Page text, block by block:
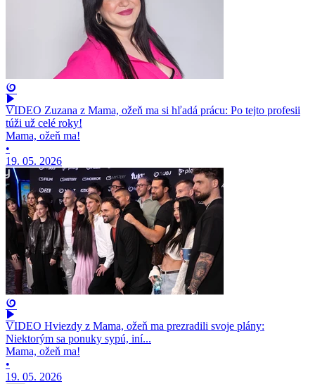
VIDEO Zuzana z Mama, ožeň ma si hľadá prácu: Po tejto profesii
túži už celé roky!
Mama, ožeň ma!
•
19. 05. 2026
VIDEO Hviezdy z Mama, ožeň ma prezradili svoje plány:
Niektorým sa ponuky sypú, iní...
Mama, ožeň ma!
•
19. 05. 2026